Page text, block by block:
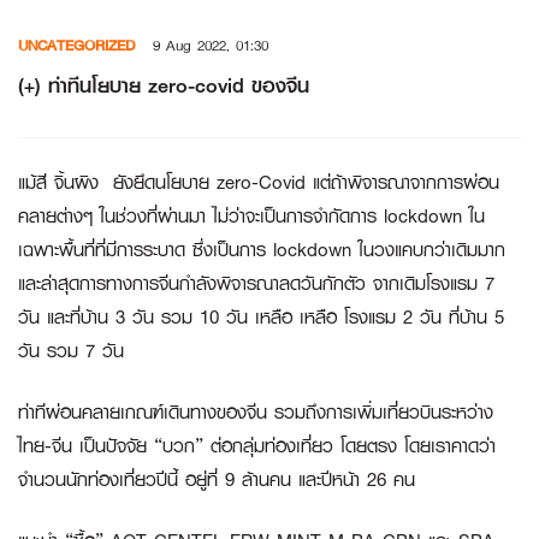
content
UNCATEGORIZED 9 Aug 2022, 01:30
(+) ท่าทีนโยบาย zero-covid ของจีน
แม้สี จิ้นผิง ยังยึดนโยบาย zero-Covid แต่ถ้าพิจารณาจากการผ่อน
คลายต่างๆ ในช่วงที่ผ่านมา ไม่ว่าจะเป็นการจำกัดการ lockdown ใน
เฉพาะพื้นที่ที่มีการระบาด ซึ่งเป็นการ lockdown ในวงแคบกว่าเดิมมาก
และล่าสุดการทางการจีนกำลังพิจารณาลดวันกักตัว จากเดิมโรงแรม 7
วัน และที่บ้าน 3 วัน รวม 10 วัน เหลือ เหลือ โรงแรม 2 วัน ที่บ้าน 5
วัน รวม 7 วัน
ท่าทีผ่อนคลายเกณฑ์เดินทางของจีน รวมถึงการเพิ่มเที่ยวบินระหว่าง
ไทย-จีน เป็นปัจจัย “บวก” ต่อกลุ่มท่องเที่ยว โดยตรง โดยเราคาดว่า
จำนวนนักท่องเที่ยวปีนี้ อยู่ที่ 9 ล้านคน และปีหน้า 26 คน